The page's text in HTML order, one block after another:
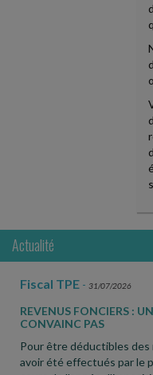
Actualité
Fiscal TPE - 31/07/2026
REVENUS FONCIERS :
CONVAINC PAS
Pour être déductibles
avoir été effectués par le